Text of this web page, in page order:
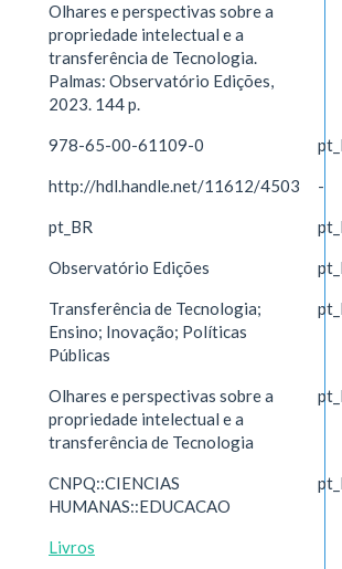
Olhares e perspectivas sobre a
propriedade intelectual e a
transferência de Tecnologia.
Palmas: Observatório Edições,
2023. 144 p.
978-65-00-61109-0
http://hdl.handle.net/11612/4503 -
pt_BR
Observatório Edições
Transferência de Tecnologia;
Ensino; Inovação; Políticas
Públicas
Olhares e perspectivas sobre a
propriedade intelectual e a
transferência de Tecnologia
CNPQ::CIENCIAS
HUMANAS::EDUCACAO
Livros